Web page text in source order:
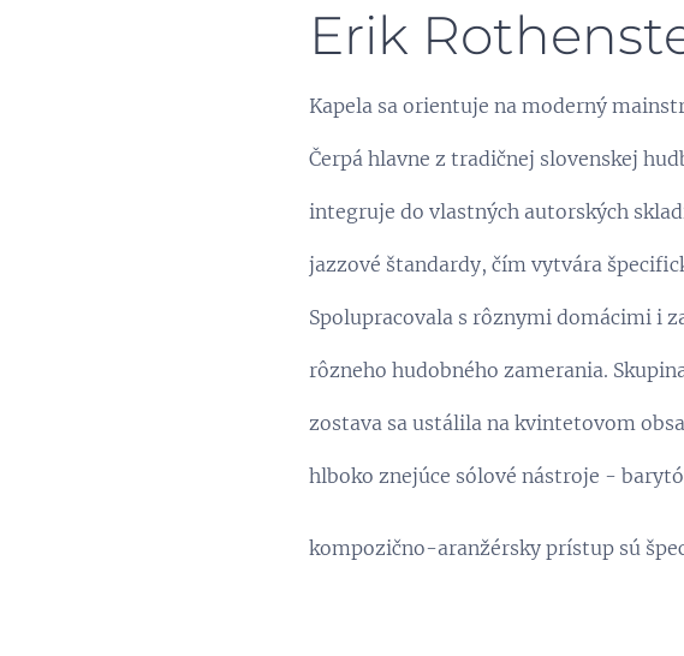
Erik
Kapela sa orientuje na moderný
Čerpá hlavne z tradičnej slovenskej
integruje do vlastných autorských
jazzové štandardy, čím vytvára
Spolupracovala s rôznymi domácimi i
rôzneho hudobného zamerania.
zostava sa ustálila na kvintetovom
hlboko znejúce sólové nástroje -
kompozično-aranžérsky prístup sú